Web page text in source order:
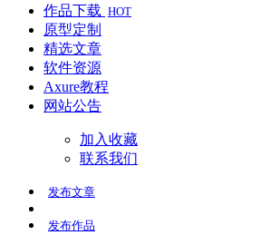
作品下载 HOT
原型定制
精选文章
软件资源
Axure教程
网站公告
加入收藏
联系我们
发布文章
发布作品